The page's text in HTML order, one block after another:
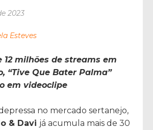
2023
Esteves
12 milhões de streams em
“Tive Que Bater Palma”
em videoclipe
no mercado sertanejo,
& Davi já acumula mais de 30